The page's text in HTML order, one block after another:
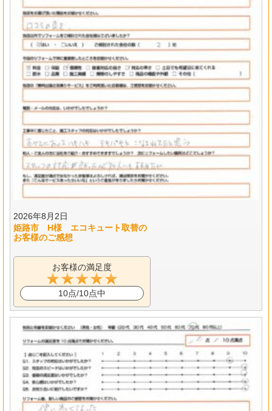
2026年8月2日
姫路市 H様 エコキュート取替の
お客様のご感想
お客様の満足度
10点/10点中